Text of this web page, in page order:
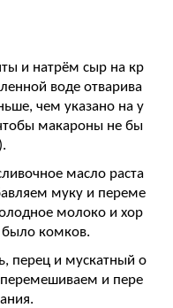
и натрём сыр на кр
воде отварива
чем указано на у
макароны не бы
масло раста
муку и переме
молоко и хор
комков.
перец и мускатный о
и пере